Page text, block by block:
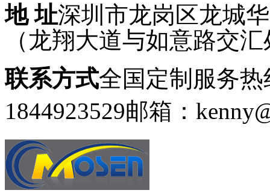
地 址深圳市龙岗区龙城
（龙翔大道与如意路交
联系方式全国定制服务热
1844923529邮箱：